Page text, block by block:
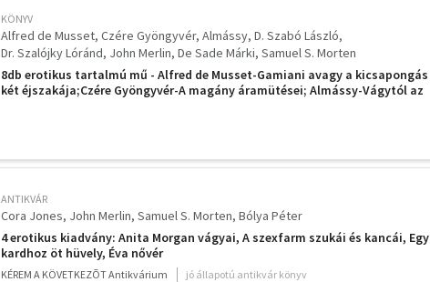
KÖNYV
Alfred de Musset Czére Gyöngyvér Almássy D. Szabó László
Dr. Szalójky Lóránd John Merlin De Sade Márki Samuel S. Morten
8db erotikus tartalmú mű - Alfred de Musset-Gamiani avagy a kicsapongás
két éjszakája;Czére Gyöngyvér-A magány áramütései; Almássy-Vágytól az
ANTIKVÁR
Cora Jones John Merlin Samuel S. Morten Bólya Péter
4 erotikus kiadvány: Anita Morgan vágyai, A szexfarm szukái és kancái, Egy
kardhoz öt hüvely, Éva nővér
KÉREM A KÖVETKEZÕT Antikvárium jó állapotú antikvár könyv